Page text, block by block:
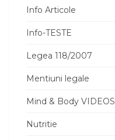
Info Articole
Info-TESTE
Legea 118/2007
Mentiuni legale
Mind & Body VIDEOS
Nutritie